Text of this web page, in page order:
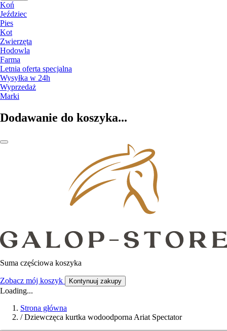
Koń
Jeździec
Pies
Kot
Zwierzęta
Hodowla
Farma
Letnia oferta specjalna
Wysyłka w 24h
Wyprzedaż
Marki
Dodawanie do koszyka...
Suma częściowa koszyka
Zobacz mój koszyk Kontynuuj zakupy
Loading...
Strona główna
/ Dziewczęca kurtka wodoodporna Ariat Spectator